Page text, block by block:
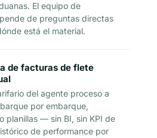
El equipo de
de preguntas directas
está el material.
de facturas de flete
del agente proceso a
por embarque,
planillas — sin BI, sin KPI de
de performance por